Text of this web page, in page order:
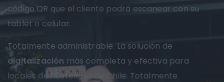
código QR que el cliente podrá escanear con su
tablet o celular.
Totalmente administrable. La solución de
digitalización más completa y efectiva para
locales de hostelería de Chile. Totalmente